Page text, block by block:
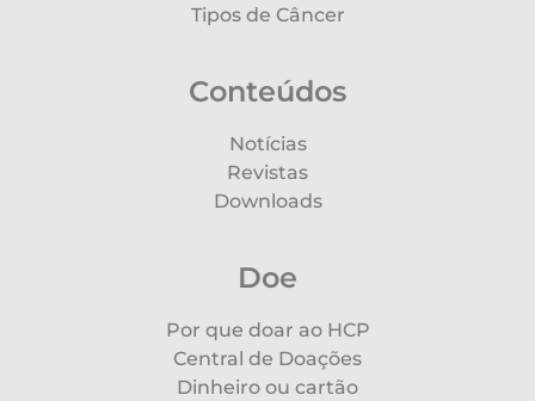
Tipos de Câncer
Conteúdos
Notícias
Revistas
Downloads
Doe
Por que doar ao HCP
Central de Doações
Dinheiro ou cartão